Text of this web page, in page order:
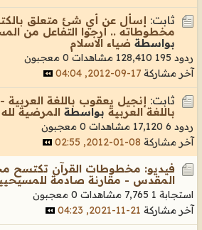
ثابت: إسأل عن أي شئ متعلق
مخطوطاته .. أرجوا التفاعل من
بواسطة ضياء الاسلام
ردود 195 128,410 مشاهدات
0 معجبون
آخر مشاركة 17-09-2012, 04:04
ثابت: إنجيل يعقوب باللغة العربية
باللغة العربية بواسطة المرضية لله
ردود 6 17,120 مشاهدات
0 معجبون
آخر مشاركة 08-01-2012, 02:55
فيديو: مخطوطات القرآن تكتسح
المقدس - مقارنة صادمة
استجابة 1 7,765 مشاهدات
0 معجبون
آخر مشاركة 21-11-2021, 04:23